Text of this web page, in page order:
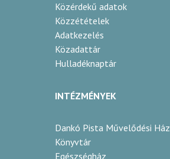
Közérdekű adatok
Közzétételek
Adatkezelés
Közadattár
Hulladéknaptár
INTÉZMÉNYEK
Dankó Pista Művelődési Ház
Könyvtár
Egészségház